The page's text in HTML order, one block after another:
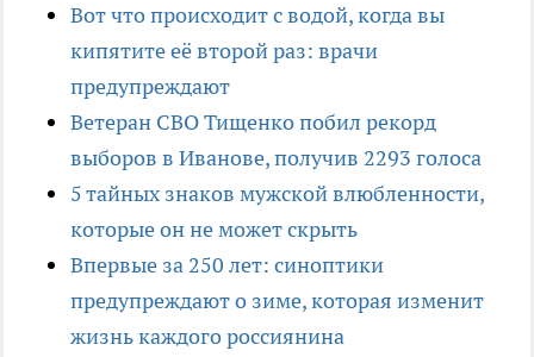
Вот что происходит с водой, когда вы
кипятите её второй раз: врачи
предупреждают
Ветеран СВО Тищенко побил рекорд
выборов в Иванове, получив 2293 голоса
5 тайных знаков мужской влюбленности,
которые он не может скрыть
Впервые за 250 лет: синоптики
предупреждают о зиме, которая изменит
жизнь каждого россиянина